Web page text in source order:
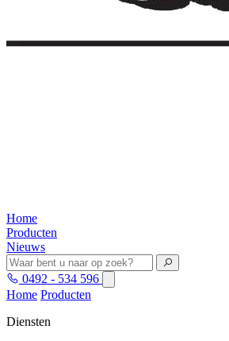
Home
Producten
Nieuws
0492 - 534 596
Home Producten
Diensten